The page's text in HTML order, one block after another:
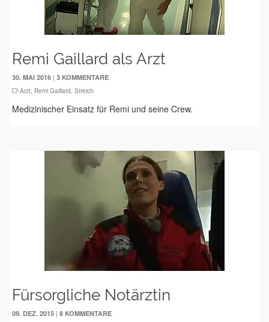
Remi Gaillard als Arzt
30. MAI 2016 | 3 KOMMENTARE
Arzt, Remi Gaillard, Streich
Medizinischer Einsatz für Remi und seine Crew.
Fürsorgliche Notärztin
09. DEZ. 2015 | 8 KOMMENTARE